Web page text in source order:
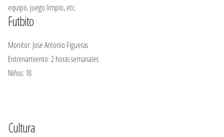
equipo, juego limpio, etc.
Futbito
Monitor: Jose Antonio Figueras
Entrenamiento: 2 horas semanales
Niños: 18
Cultura